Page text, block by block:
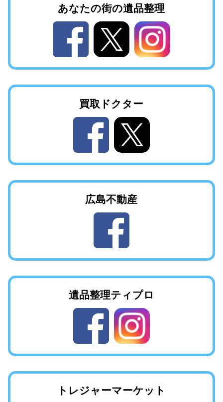
あなたの街の遺品整理
買取ドクター
広島不動産
遺品整理ティプロ
トレジャーマーケット